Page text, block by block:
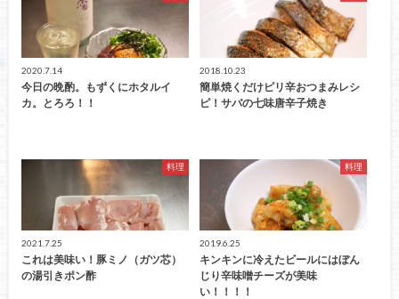
2020.7.14
今日の晩酌。もずくにホタルイ
カ。とろろ！！
2018.10.23
簡単焼くだけピリ辛おつまみレシ
ピ！サバの七味唐辛子焼き
料理
2021.7.25
これは美味い！豚ミノ（ガツ芯）
の湯引きポン酢
料理
2019.6.25
キンキンに冷えたビールにはぼん
じり辛味噌チーズが美味
い！！！！